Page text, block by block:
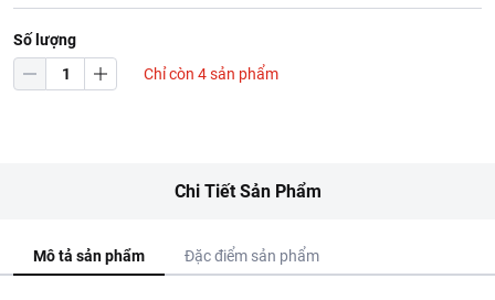
Số lượng
Chỉ còn 4 sản phẩm
Chi Tiết Sản Phẩm
Mô tả sản phẩm Đặc điểm sản phẩm